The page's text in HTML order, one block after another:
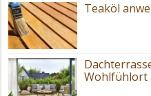
Teaköl
Wohlfühlort